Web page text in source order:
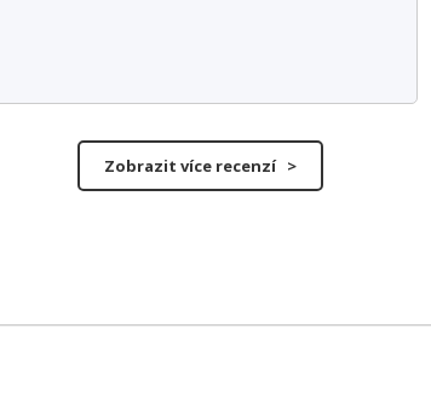
Zobrazit více recenzí >